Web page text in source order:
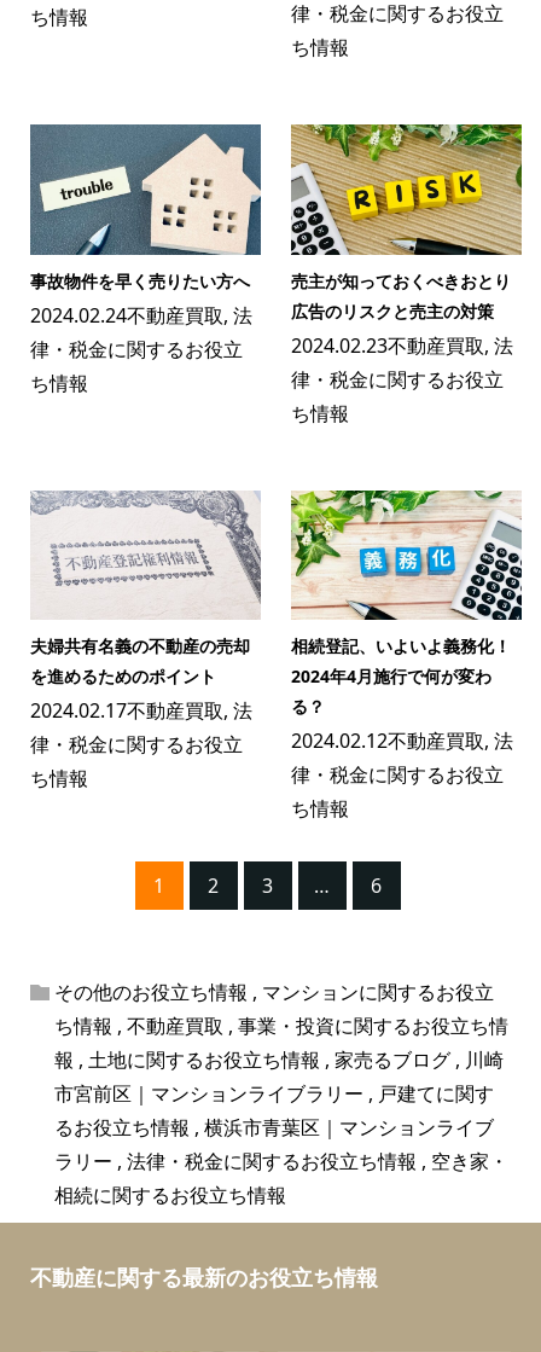
ち情報
律・税金に関するお役立
ち情報
事故物件を早く売りたい方へ
2024.02.24不動産買取, 法
律・税金に関するお役立
ち情報
売主が知っておくべきおとり
広告のリスクと売主の対策
2024.02.23不動産買取,法
律・税金に関するお役立
ち情報
夫婦共有名義の不動産の売却
を進めるためのポイント
2024.02.17不動産買取, 法
律・税金に関するお役立
ち情報
相続登記、いよいよ義務化！
2024年4月施行で何が変わ
る？
2024.02.12不動産買取,法
律・税金に関するお役立
ち情報
1 2 3 … 6
その他のお役立ち情報 , マンションに関するお役立
ち情報 , 不動産買取 , 事業・投資に関するお役立ち情
報 , 土地に関するお役立ち情報 , 家売るブログ, 川崎
市宮前区｜マンションライブラリー , 戸建てに関す
るお役立ち情報 , 横浜市青葉区｜マンションライブ
ラリー , 法律・税金に関するお役立ち情報 , 空き家・
相続に関するお役立ち情報
不動産に関する最新のお役立ち情報